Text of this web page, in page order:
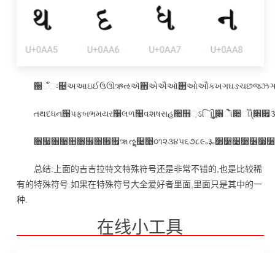
总结:上面的吉吉拉特文特殊符号还是非常不错的,也是比较稀
有的特殊符号.如果在特殊符号大全爱好者里面,里面只是其中的一
种.
在线小工具